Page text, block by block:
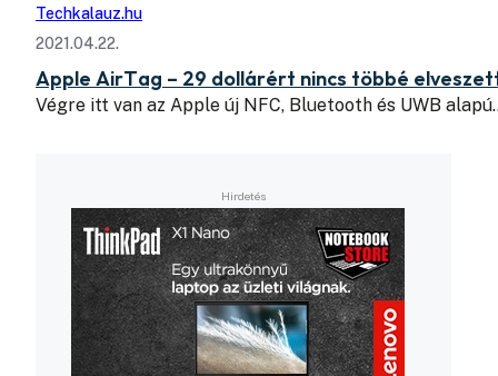
Techkalauz.hu
2021.04.22.
Apple AirTag – 29 dollárért nincs többé
Végre itt van az Apple új NFC, Bluetooth és UWB